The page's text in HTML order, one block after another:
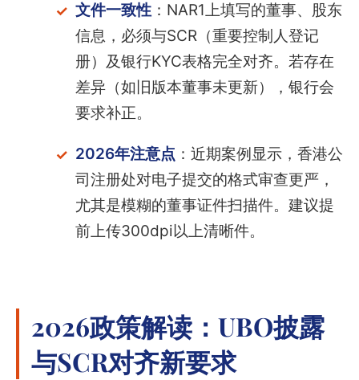
文件一致性：NAR1上填写的董事、股东
信息，必须与SCR（重要控制人登记
册）及银行KYC表格完全对齐。若存在
差异（如旧版本董事未更新），银行会
要求补正。
2026年注意点 ：近期案例显示，香港公
司注册处对电子提交的格式审查更严，
尤其是模糊的董事证件扫描件。建议提
前上传300dpi以上清晰件。
2026政策解读：UBO披露
与SCR对齐新要求